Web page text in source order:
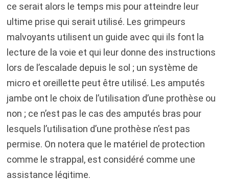
ce serait alors le temps mis pour atteindre leur
ultime prise qui serait utilisé. Les grimpeurs
malvoyants utilisent un guide avec qui ils font la
lecture de la voie et qui leur donne des instructions
lors de l’escalade depuis le sol ; un système de
micro et oreillette peut être utilisé. Les amputés
jambe ont le choix de l’utilisation d’une prothèse ou
non ; ce n’est pas le cas des amputés bras pour
lesquels l’utilisation d’une prothèse n’est pas
permise. On notera que le matériel de protection
comme le strappal, est considéré comme une
assistance légitime.